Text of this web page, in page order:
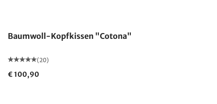
Baumwoll-Kopfkissen "Cotona"
(20)
€ 100,90